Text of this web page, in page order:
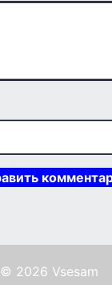
© 2026 Vsesam